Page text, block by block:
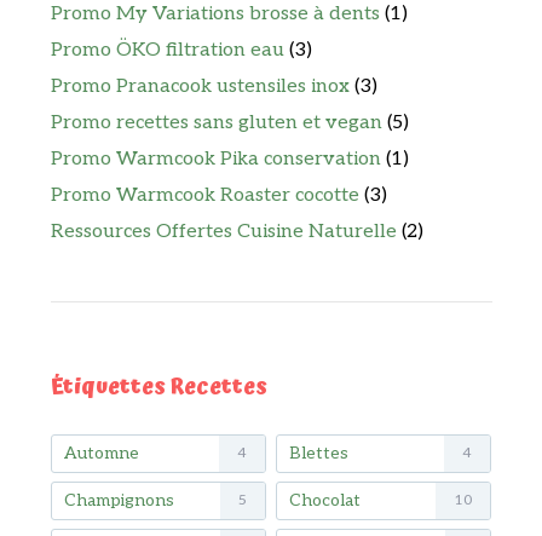
Promo My Variations brosse à dents (1)
Promo ÖKO filtration eau (3)
Promo Pranacook ustensiles inox (3)
Promo recettes sans gluten et vegan (5)
Promo Warmcook Pika conservation (1)
Promo Warmcook Roaster cocotte (3)
Ressources Offertes Cuisine Naturelle (2)
Étiquettes Recettes
Automne 4 Blettes 4
Champignons 5 Chocolat 10